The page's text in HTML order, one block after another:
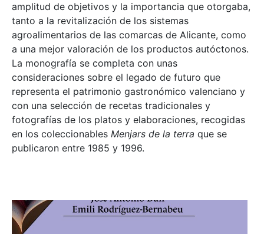
amplitud de objetivos y la importancia que otorgaba,
tanto a la revitalización de los sistemas
agroalimentarios de las comarcas de Alicante, como
a una mejor valoración de los productos autóctonos.
La monografía se completa con unas
consideraciones sobre el legado de futuro que
representa el patrimonio gastronómico valenciano y
con una selección de recetas tradicionales y
fotografías de los platos y elaboraciones, recogidas
en los coleccionables Menjars de la terra que se
publicaron entre 1985 y 1996.